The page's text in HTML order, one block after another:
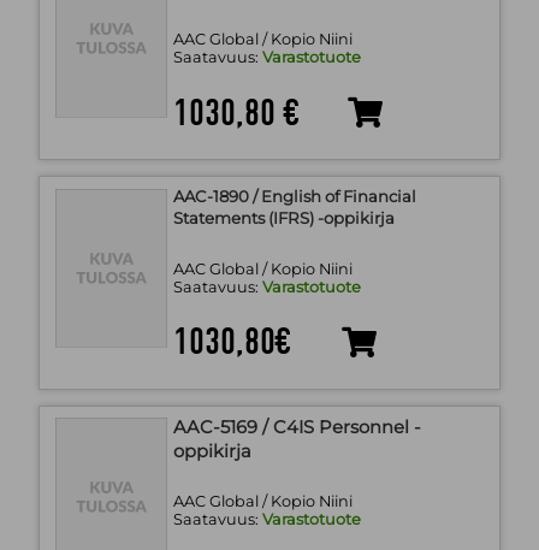
AAC Global / Kopio Niini
Saatavuus: Varastotuote
1030,80 €
AAC-1890 / English of Financial
Statements (IFRS) -oppikirja
AAC Global / Kopio Niini
Saatavuus: Varastotuote
1030,80€
AAC-5169 / C4IS Personnel -
oppikirja
AAC Global / Kopio Niini
Saatavuus: Varastotuote